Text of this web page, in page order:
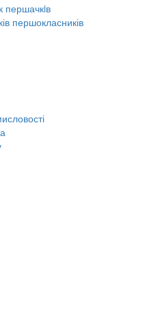
першачкiв
першокласників